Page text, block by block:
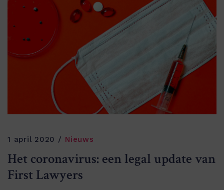
1 april 2020 Nieuws
Het coronavirus: een legal update van
First Lawyers